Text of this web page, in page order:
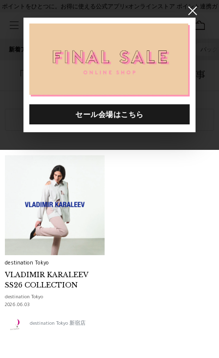
ポイントをひとつに。お得に使える公式アプリ×オンラインストア ポイント連携ガ
新着アイテム 人気ワード セール 40th限定 バッグ
「1058901.2610040.0018」に関する記事
関連キーワード
destination Tokyo
VLADIMIR KARALEEV
SS26 COLLECTION
destination Tokyo
2026.06.03
destination Tokyo 新宿店